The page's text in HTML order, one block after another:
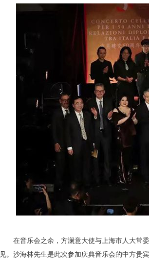
在音乐会之余，方澜意大使与上海市人大常委
见。沙海林先生是此次参加庆典音乐会的中方贵